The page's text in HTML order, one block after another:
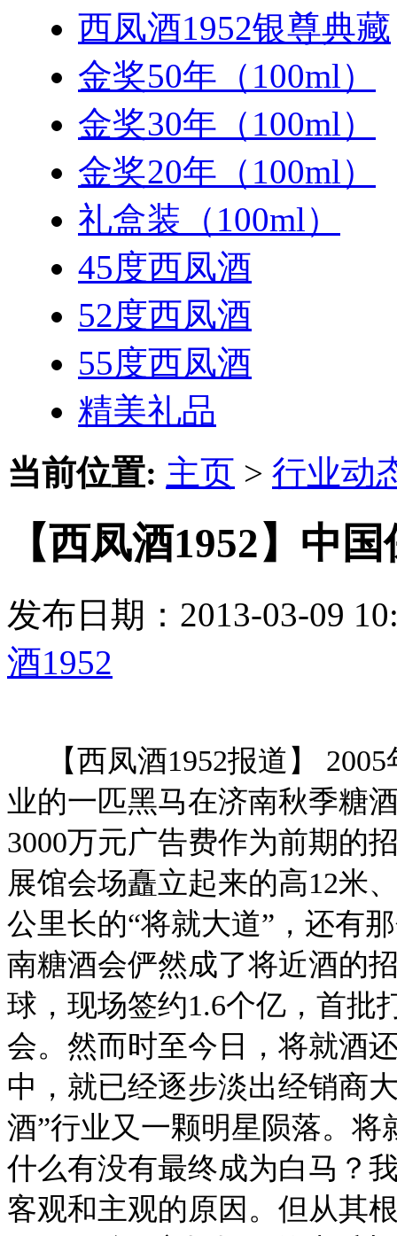
西凤酒1952银尊典藏
金奖50年（100ml）
金奖30年（100ml）
金奖20年（100ml）
礼盒装（100ml）
45度西凤酒
52度西凤酒
55度西凤酒
精美礼品
当前位置: 主页 > 行业动
【西凤酒1952】中
发布日期：2013-03-09
酒1952
【西凤酒1952报道】 2005
业的一匹黑马在济南秋季糖
3000万元广告费作为前期的
展馆会场矗立起来的高12米
公里长的“将就大道”，还有
南糖酒会俨然成了将近酒的
球，现场签约1.6个亿，首批
会。然而时至今日，将就酒
中，就已经逐步淡出经销商
酒”行业又一颗明星陨落。
什么有没有最终成为白马？
客观和主观的原因。但从其